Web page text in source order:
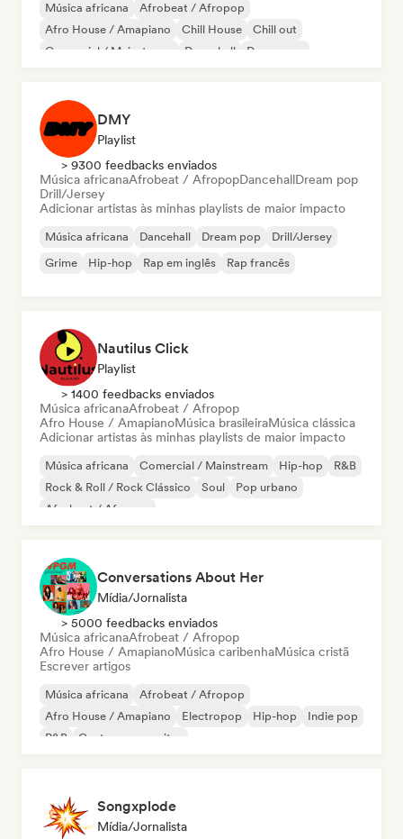
Música africana
Afrobeat / Afropop
Afro House / Amapiano
Chill House
Chill out
Comercial / Mainstream
Dancehall Dance pop
DMY
Playlist
> 9300 feedbacks enviados
Música africanaAfrobeat / AfropopDancehallDream pop
Drill/Jersey
Adicionar artistas às minhas playlists de maior impacto
Música africana Dancehall Dream pop
Drill/Jersey
Grime
Hip-hop Rap em inglês Rap francês
Nautilus Click
Playlist
> 1400 feedbacks enviados
Música africanaAfrobeat / Afropop
Afro House / AmapianoMúsica brasileiraMúsica clássica
Adicionar artistas às minhas playlists de maior impacto
Música africana Comercial / Mainstream Hip-hop
R&B
Rock & Roll / Rock Clássico
Soul
Pop urbano
Afrobeat / Afropop
Conversations About Her
Mídia/Jornalista
> 5000 feedbacks enviados
Música africanaAfrobeat / Afropop
Afro House / AmapianoMúsica caribenhaMúsica cristã
Escrever artigos
Música africana
Afrobeat / Afropop
Afro House / Amapiano
Electropop Hip-hop
Indie pop
R&B
Cantor-compositor
Songxplode
Mídia/Jornalista